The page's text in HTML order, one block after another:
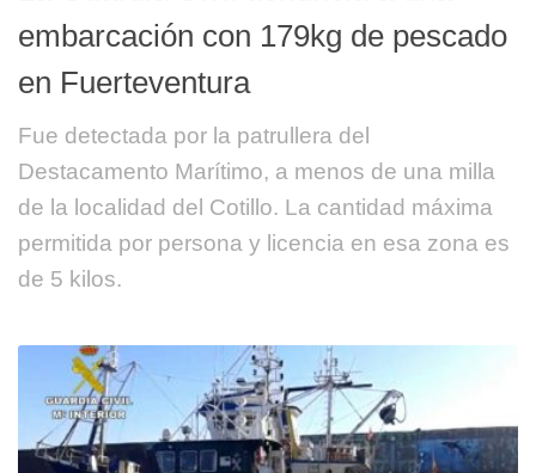
embarcación con 179kg de pescado
en Fuerteventura
Fue detectada por la patrullera del
Destacamento Marítimo, a menos de una milla
de la localidad del Cotillo. La cantidad máxima
permitida por persona y licencia en esa zona es
de 5 kilos.